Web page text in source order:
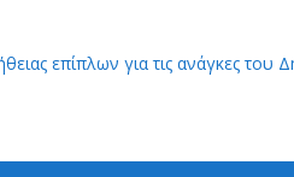
επίπλων για τις ανάγκες